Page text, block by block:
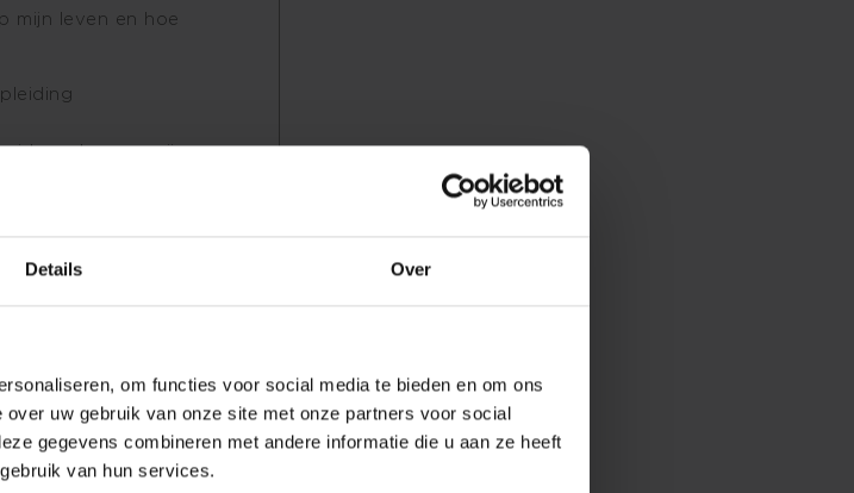
Details Over
om functies voor social media te bieden en om ons
uw gebruik van onze site met onze partners voor social
gegevens combineren met andere informatie die u aan ze heeft
van hun services.
mijn leven en hoe
en sleur en mijn
tot de dag van
te masseren in
aan huis en
vak kennen en
burnout vast
werd ik
leerde een